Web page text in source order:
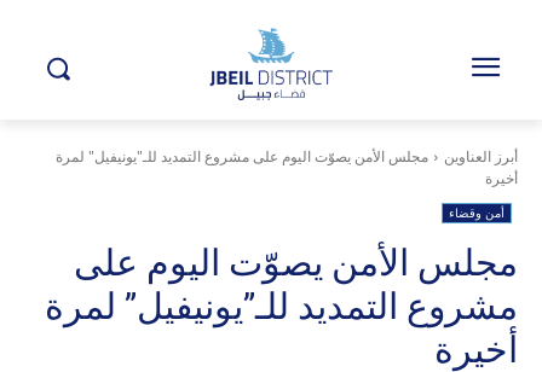
أبرز العناوين
مجلس الأمن يصوّت اليوم على مشروع التمديد للـ"يونيفيل" لمرة
أخيرة
أمن وقضاء
مجلس الأمن يصوّت اليوم على
مشروع التمديد للـ”يونيفيل” لمرة
أخيرة